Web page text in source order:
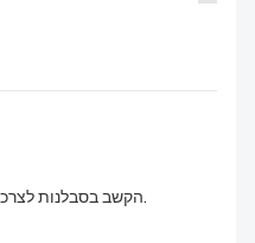
4. הקשב בסבלנות לצרכים שלך וספק המלצות מתאימות.